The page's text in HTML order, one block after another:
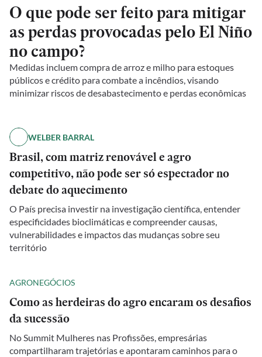
O que pode ser feito para mitigar
as perdas provocadas pelo El Niño
no campo?
Medidas incluem compra de arroz e milho para estoques
públicos e crédito para combate a incêndios, visando
minimizar riscos de desabastecimento e perdas econômicas
WELBER BARRAL
Brasil, com matriz renovável e agro
competitivo, não pode ser só espectador no
debate do aquecimento
O País precisa investir na investigação científica, entender
especificidades bioclimáticas e compreender causas,
vulnerabilidades e impactos das mudanças sobre seu
território
AGRONEGÓCIOS
Como as herdeiras do agro encaram os desafios
da sucessão
No Summit Mulheres nas Profissões, empresárias
compartilharam trajetórias e apontaram caminhos para o